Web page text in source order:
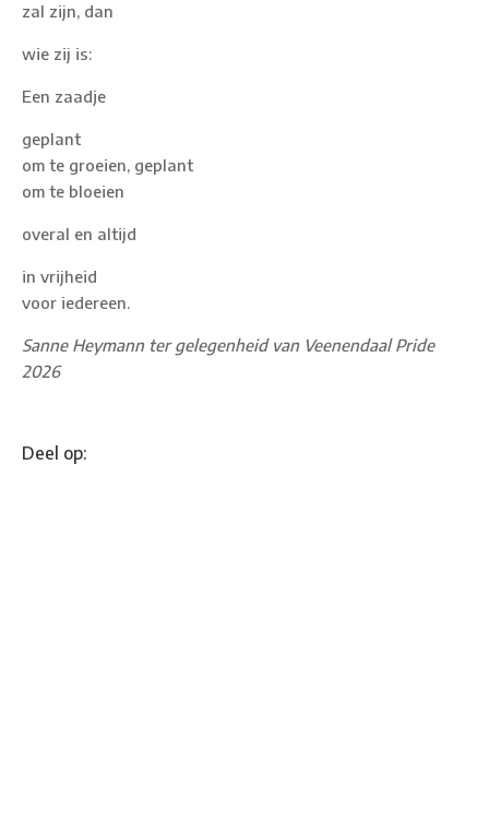
zal zijn, dan
wie zij is:
Een zaadje
geplant
om te groeien, geplant
om te bloeien
overal en altijd
in vrijheid
voor iedereen.
Sanne Heymann ter gelegenheid van Veenendaal Pride
2026
Deel op: